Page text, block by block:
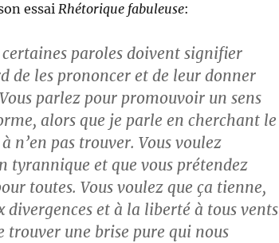
essai Rhétorique fabuleuse:
paroles doivent signifier
de les prononcer et de leur donner
parlez pour promouvoir un sens
alors que je parle en cherchant le
n’en pas trouver. Vous voulez
tyrannique et que vous prétendez
toutes. Vous voulez que ça tienne,
divergences et à la liberté à tous vents
trouver une brise pure qui nous